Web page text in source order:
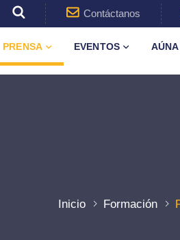
Contáctanos
PRENSA EVENTOS
Inicio Formación